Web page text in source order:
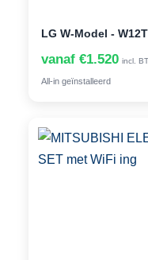
LG W-Model -
vanaf €1.520 incl.
All-in geïnstalleerd